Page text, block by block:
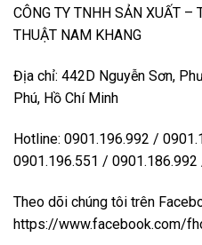
CÔNG TY TNHH SẢN XUẤT
THUẬT NAM KHANG
Địa chỉ: 442D Nguyễn Sơn,
Phú, Hồ Chí Minh
Hotline: 0901.196.992 /
0901.196.551 /
Theo dõi chúng tôi trên
https://www.facebook.com/